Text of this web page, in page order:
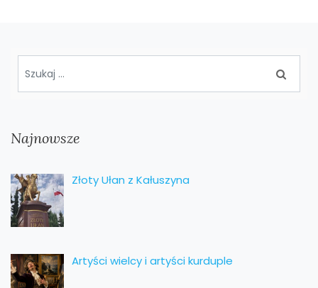
Najnowsze
Złoty Ułan z Kałuszyna
Artyści wielcy i artyści kurduple